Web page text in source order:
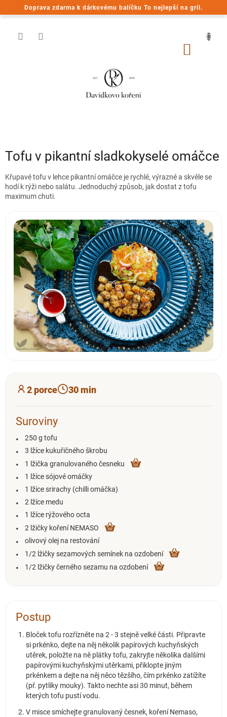
Doprava zdarma k dárkovému balíčku To nejlepší na gril.
na
Tofu v pikantní sladkokyselé omáčce
Křupavé tofu v lehce pikantní omáčce je rychlé, výrazné a skvěle se
hodí k rýži nebo salátu. Jednoduchý způsob, jak dostat z tofu
maximum chuti.
2 porce 30 min
Suroviny
250 g tofu
3 lžíce kukuřičného škrobu
1 lžička granulovaného česneku
1 lžíce sójové omáčky
1 lžíce srirachy (chilli omáčka)
2 lžíce medu
1 lžíce rýžového octa
2 lžičky koření NEMASO
olivový olej na restování
1/2 lžičky sezamových semínek na ozdobení
1/2 lžičky černého sezamu na ozdobení
Postup
Bloček tofu rozřízněte na 2 - 3 stejně velké části. Připravte
si prkénko, dejte na něj několik papírových kuchyňských
utěrek, položte na ně plátky tofu, zakryjte několika dalšími
papírovými kuchyňskými utěrkami, přiklopte jiným
prkénkem a dejte na něj něco tězšího, čím prkénko zatížíte
(př. pytlíky mouky). Takto nechte asi 30 minut, během
kterých tofu pustí vodu.
V misce smíchejte granulovaný česnek, koření Nemaso,